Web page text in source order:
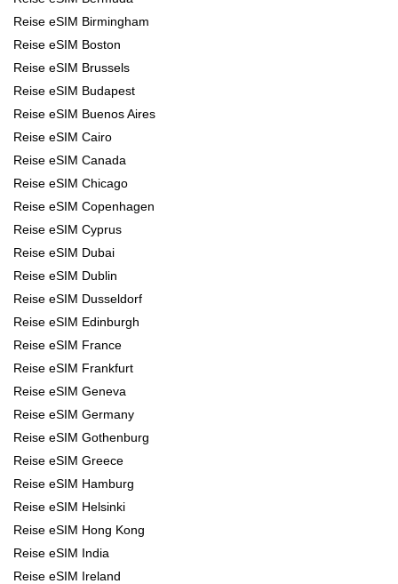
Reise eSIM Birmingham
Reise eSIM Boston
Reise eSIM Brussels
Reise eSIM Budapest
Reise eSIM Buenos Aires
Reise eSIM Cairo
Reise eSIM Canada
Reise eSIM Chicago
Reise eSIM Copenhagen
Reise eSIM Cyprus
Reise eSIM Dubai
Reise eSIM Dublin
Reise eSIM Dusseldorf
Reise eSIM Edinburgh
Reise eSIM France
Reise eSIM Frankfurt
Reise eSIM Geneva
Reise eSIM Germany
Reise eSIM Gothenburg
Reise eSIM Greece
Reise eSIM Hamburg
Reise eSIM Helsinki
Reise eSIM Hong Kong
Reise eSIM India
Reise eSIM Ireland